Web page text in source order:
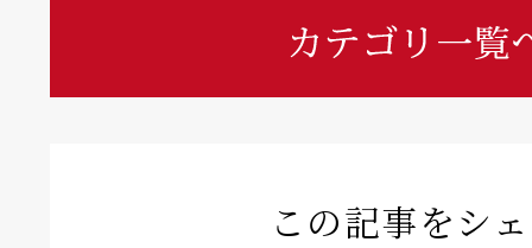
この記事をシ